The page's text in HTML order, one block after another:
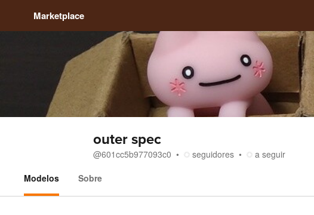
Marketplace
outer spec
@601cc5b977093c0 seguidores
a seguir
Modelos
Sobre